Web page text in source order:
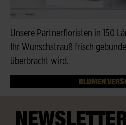
Unsere Partnerfloristen in 150
Ihr Wunschstrauß frisch
überbracht wird.
BLUMEN